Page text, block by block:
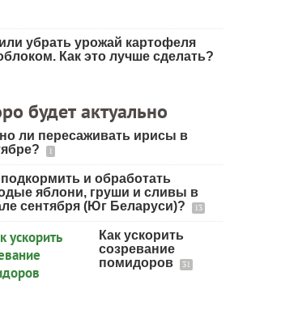
убрать урожай картофеля
Как это лучше сделать?
будет актуально
ли пересаживать ирисы в
1
и обработать
яблони, груши и сливы в
сентября (Юг Беларуси)?
13
Как ускорить
созревание
помидоров
31